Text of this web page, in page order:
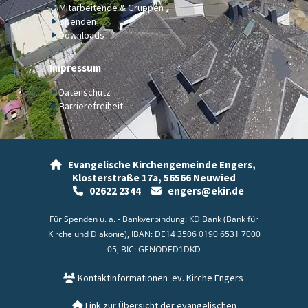
Mitarbeitende & Gruppen
Spenden
Downloads
Impressum
Datenschutz
Barrierefreiheit

Evangelische Kirchengemeinde Engers,
Klosterstraße 17a, 56566 Neuwied
02622 2344 engers@ekir.de
Für Spenden u. a. - Bankverbindung: KD Bank (Bank für
Kirche und Diakonie), IBAN: DE14 3506 0190 6531 7000
05, BIC: GENODED1DKD
Kontaktinformationen ev. Kirche Engers
Link zur Übersicht der evangelischen